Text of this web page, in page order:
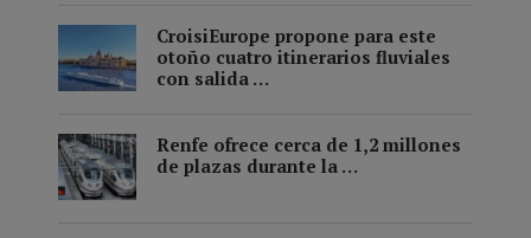
CroisiEurope propone para este
otoño cuatro itinerarios fluviales
con salida …
Renfe ofrece cerca de 1,2 millones
de plazas durante la …